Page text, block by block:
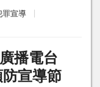
罪宣導
播電台
宣導節